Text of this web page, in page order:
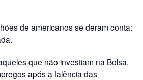
de americanos se deram conta:
que não investiam na Bolsa,
após a falência das